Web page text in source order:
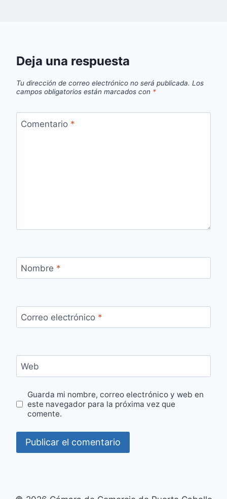
Deja una respuesta
Tu dirección de correo electrónico no será publicada. Los
campos obligatorios están marcados con *
Comentario *
Nombre *
Correo electrónico *
Web
Guarda mi nombre, correo electrónico y web en
este navegador para la próxima vez que
comente.